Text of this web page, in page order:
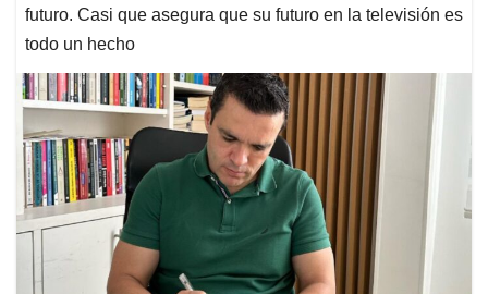
futuro. Casi que asegura que su futuro en la televisión es
todo un hecho